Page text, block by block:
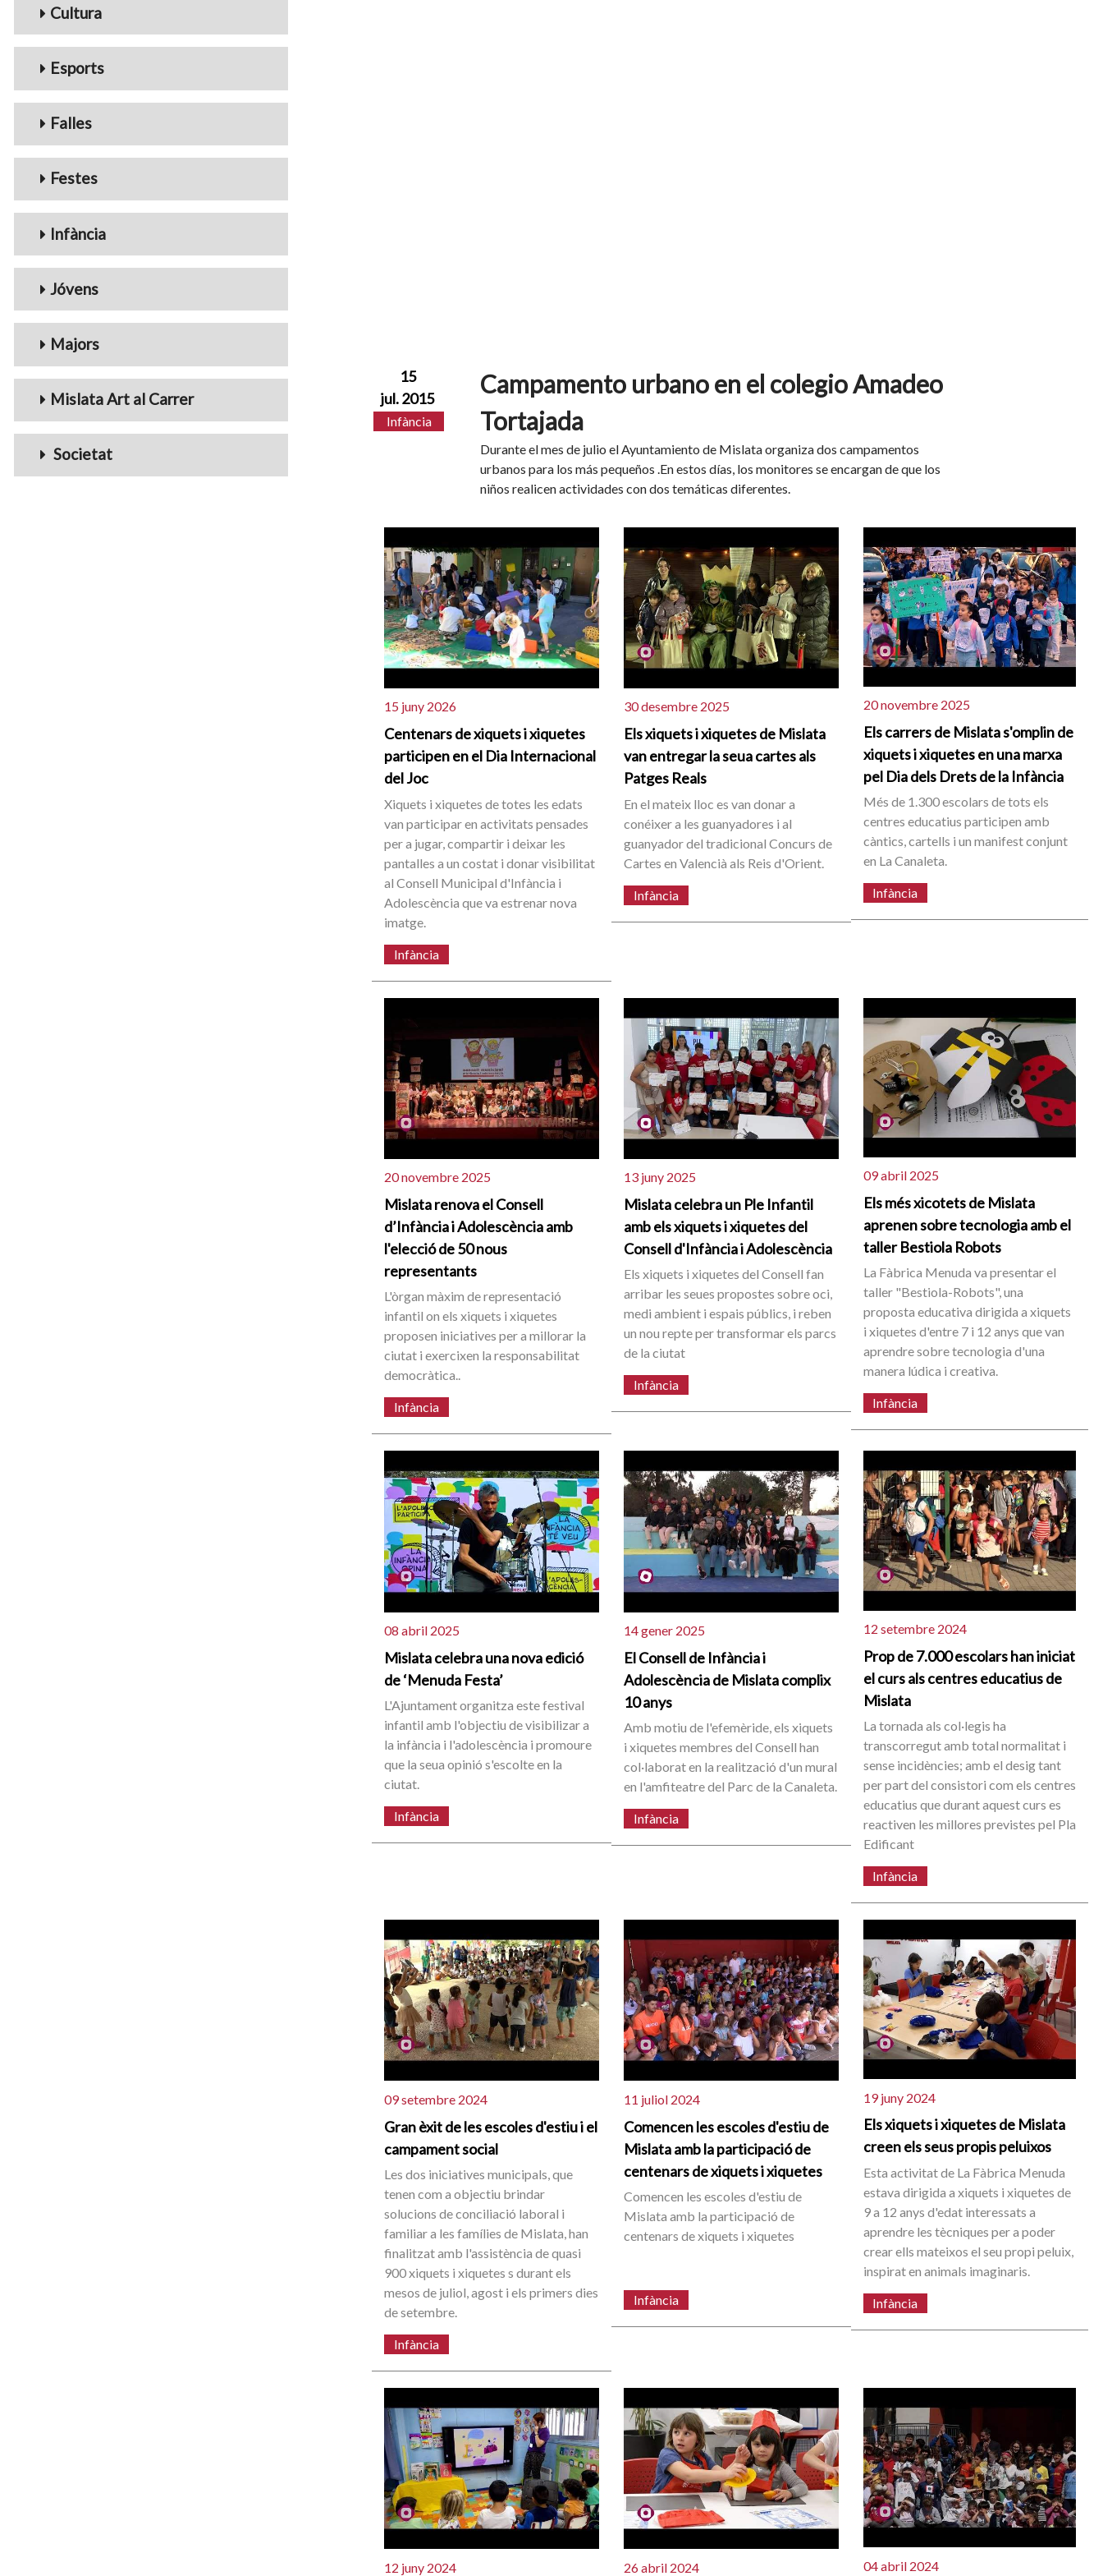
Cultura
Esports
Falles
Festes
Infància
Jóvens
Majors
Mislata Art al Carrer
Societat
15
jul. 2015
Infància
Campamento urbano en el colegio Amadeo
Tortajada
Durante el mes de julio el Ayuntamiento de Mislata organiza dos campamentos
urbanos para los más pequeños .En estos días, los monitores se encargan de que los
niños realicen actividades con dos temáticas diferentes.
15 juny 2026
Centenars de xiquets i xiquetes
participen en el Dia Internacional
del Joc
Xiquets i xiquetes de totes les edats
van participar en activitats pensades
per a jugar, compartir i deixar les
pantalles a un costat i donar visibilitat
al Consell Municipal d'Infància i
Adolescència que va estrenar nova
imatge.
Infància
30 desembre 2025
Els xiquets i xiquetes de Mislata
van entregar la seua cartes als
Patges Reals
En el mateix lloc es van donar a
conéixer a les guanyadores i al
guanyador del tradicional Concurs de
Cartes en Valencià als Reis d'Orient.
Infància
20 novembre 2025
Els carrers de Mislata s'omplin de
xiquets i xiquetes en una marxa
pel Dia dels Drets de la Infància
Més de 1.300 escolars de tots els
centres educatius participen amb
càntics, cartells i un manifest conjunt
en La Canaleta.
Infància
20 novembre 2025
Mislata renova el Consell
d’Infància i Adolescència amb
l'elecció de 50 nous
representants
L'òrgan màxim de representació
infantil on els xiquets i xiquetes
proposen iniciatives per a millorar la
ciutat i exercixen la responsabilitat
democràtica..
Infància
13 juny 2025
Mislata celebra un Ple Infantil
amb els xiquets i xiquetes del
Consell d'Infància i Adolescència
Els xiquets i xiquetes del Consell fan
arribar les seues propostes sobre oci,
medi ambient i espais públics, i reben
un nou repte per transformar els parcs
de la ciutat
Infància
09 abril 2025
Els més xicotets de Mislata
aprenen sobre tecnologia amb el
taller Bestiola Robots
La Fàbrica Menuda va presentar el
taller "Bestiola-Robots", una
proposta educativa dirigida a xiquets
i xiquetes d'entre 7 i 12 anys que van
aprendre sobre tecnologia d'una
manera lúdica i creativa.
Infància
08 abril 2025
Mislata celebra una nova edició
de ‘Menuda Festa’
L'Ajuntament organitza este festival
infantil amb l'objectiu de visibilizar a
la infància i l'adolescència i promoure
que la seua opinió s'escolte en la
ciutat.
Infància
14 gener 2025
El Consell de Infància i
Adolescència de Mislata complix
10 anys
Amb motiu de l'efemèride, els xiquets
i xiquetes membres del Consell han
col·laborat en la realització d'un mural
en l'amfiteatre del Parc de la Canaleta.
Infància
12 setembre 2024
Prop de 7.000 escolars han iniciat
el curs als centres educatius de
Mislata
La tornada als col·legis ha
transcorregut amb total normalitat i
sense incidències; amb el desig tant
per part del consistori com els centres
educatius que durant aquest curs es
reactiven les millores previstes pel Pla
Edificant
Infància
09 setembre 2024
Gran èxit de les escoles d'estiu i el
campament social
Les dos iniciatives municipals, que
tenen com a objectiu brindar
solucions de conciliació laboral i
familiar a les famílies de Mislata, han
finalitzat amb l'assistència de quasi
900 xiquets i xiquetes s durant els
mesos de juliol, agost i els primers dies
de setembre.
Infància
11 juliol 2024
Comencen les escoles d'estiu de
Mislata amb la participació de
centenars de xiquets i xiquetes
Comencen les escoles d'estiu de
Mislata amb la participació de
centenars de xiquets i xiquetes
Infància
19 juny 2024
Els xiquets i xiquetes de Mislata
creen els seus propis peluixos
Esta activitat de La Fàbrica Menuda
estava dirigida a xiquets i xiquetes de
9 a 12 anys d'edat interessats a
aprendre les tècniques per a poder
crear ells mateixos el seu propi peluix,
inspirat en animals imaginaris.
Infància
12 juny 2024 26 abril 2024 04 abril 2024